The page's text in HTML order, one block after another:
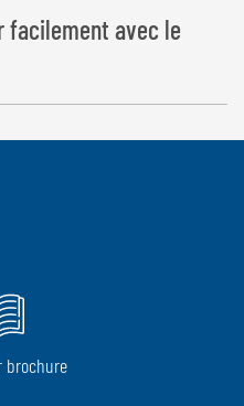
de manière entièrement
facilement avec le
brochure